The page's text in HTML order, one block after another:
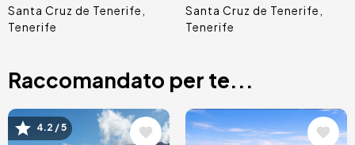
Santa Cruz de Tenerife
Tenerife
Santa Cruz de Tenerife
Tenerife
Raccomandato per te...
Immagine
4.2 / 5 Immagine